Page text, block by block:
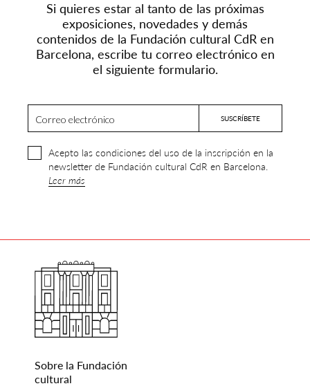
Si quieres estar al tanto de las próximas
exposiciones, novedades y demás
contenidos de la Fundación cultural CdR en
Barcelona, escribe tu correo electrónico en
el siguiente formulario.
Acepto las condiciones del uso de la inscripción en la
newsletter de Fundación cultural CdR en Barcelona.
Leer más
Sobre la Fundación
cultural